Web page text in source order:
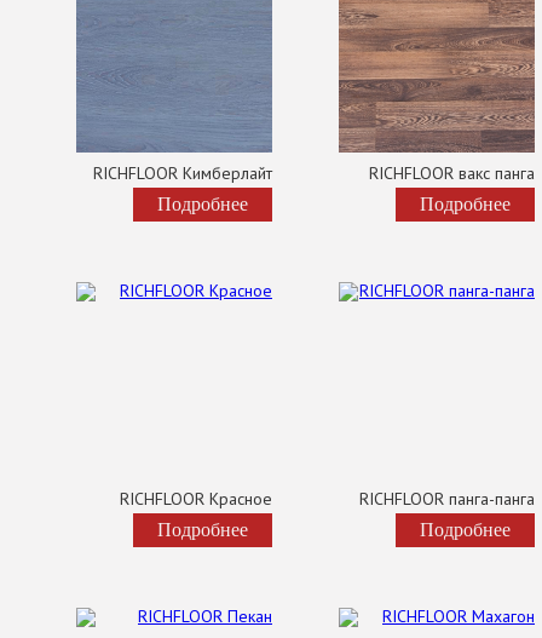
RICHFLOOR Кимберлайт
Подробнее
RICHFLOOR вакс панга
Подробнее
RICHFLOOR Красное
Подробнее
RICHFLOOR панга-панга
Подробнее